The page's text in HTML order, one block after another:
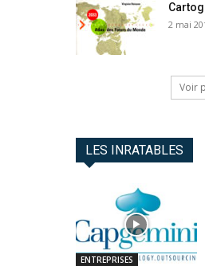
2 mai
Voir
LES INRATABLES
ENTREPRISES